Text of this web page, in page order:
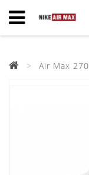
Air Max 270